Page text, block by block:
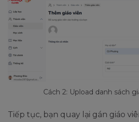
Cách 2: Upload danh sách
Tiếp tục, bạn quay lại gán giáo